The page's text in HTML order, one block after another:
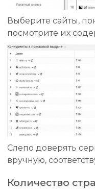
Выберите сайты,
посмотрите их
Слепо доверять
вручную,
Количество